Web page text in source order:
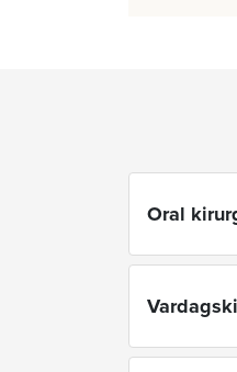
Oral